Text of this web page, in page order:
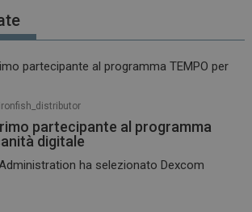
ironfish_distributor
partecipante al programma
digitale
ha selezionato Dexcom